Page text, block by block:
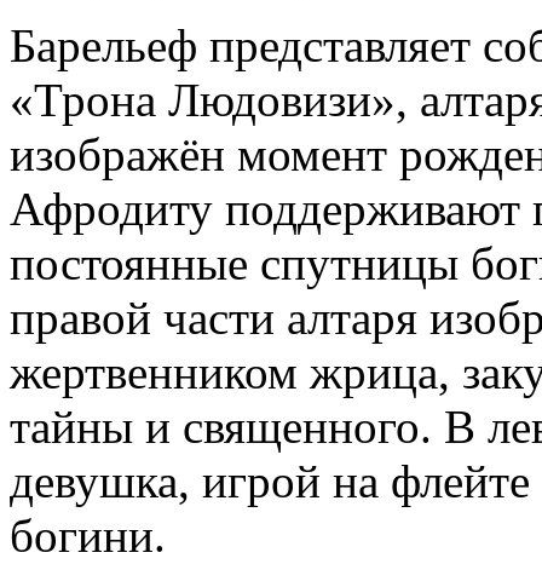
Барельеф представляет
«Трона Людовизи»,
изображён момент
Афродиту
постоянные спутницы
правой части алтаря
жертвенником жрица,
тайны и священного. В
девушка, игрой на
богини.